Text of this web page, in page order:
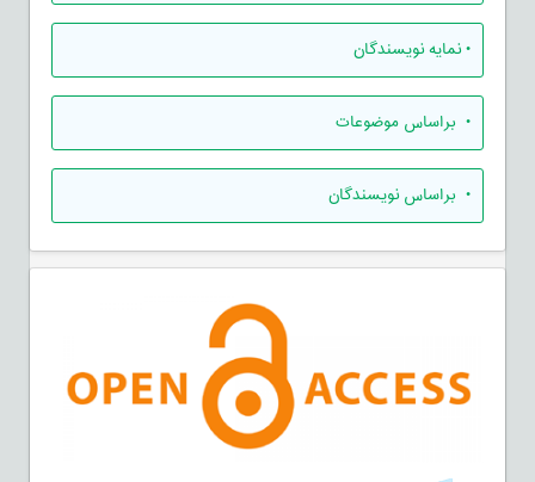
•نمایه نویسندگان
• براساس موضوعات
• براساس نویسندگان